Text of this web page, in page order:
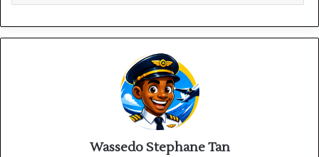
Wassedo Stephane Tan